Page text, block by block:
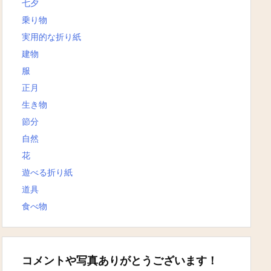
七夕
乗り物
実用的な折り紙
建物
服
正月
生き物
節分
自然
花
遊べる折り紙
道具
食べ物
コメントや写真ありがとうございます！